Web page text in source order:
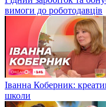
вимоги до роботодавців
Іванна Коберник:
школи